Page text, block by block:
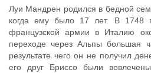
Луи Мандрен родился в бедной
когда ему было 17 лет. В 1748
французской армии в Италию
переходе через Альпы большая
результате чего он не получил
его друг Бриссо были